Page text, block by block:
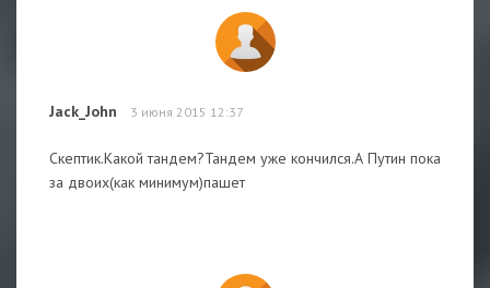
Jack_John 3 июня 2015 12:37
Скептик.Какой тандем?Тандем уже кончился.А Путин пока
за двоих(как минимум)пашет